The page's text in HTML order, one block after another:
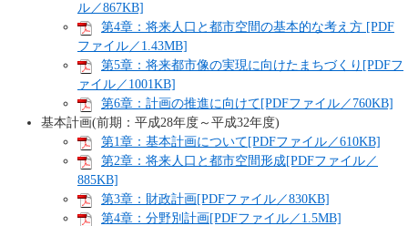
ル／867KB]
第4章：将来人口と都市空間の基本的な考え方 [PDF
ファイル／1.43MB]
第5章：将来都市像の実現に向けたまちづくり[PDFフ
ァイル／1001KB]
第6章：計画の推進に向けて[PDFファイル／760KB]
基本計画(前期：平成28年度～平成32年度)
第1章：基本計画について[PDFファイル／610KB]
第2章：将来人口と都市空間形成[PDFファイル／
885KB]
第3章：財政計画[PDFファイル／830KB]
第4章：分野別計画[PDFファイル／1.5MB]